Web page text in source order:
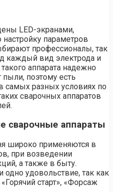
LED-экранами,
параметров
профессионалы, так
каждый вид электрода и
аппарата надежно
поэтому есть
самых разных условиях по
сварочных аппаратов
сварочные аппараты
широко применяются в
при возведении
а также в быту.
одно удовольствие, так как
старт», «Форсаж